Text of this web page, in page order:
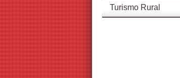
Turismo Rural